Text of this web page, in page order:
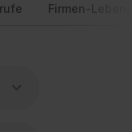
Firmen-